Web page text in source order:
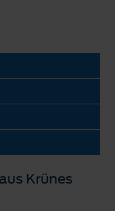
Krünes